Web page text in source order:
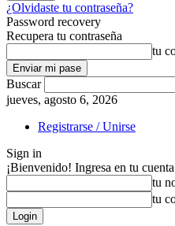
¿Olvidaste tu contraseña?
Password recovery
Recupera tu contraseña
tu
Buscar
jueves, agosto 6, 2026
Registrarse / Unirse
Sign in
¡Bienvenido! Ingresa en tu cuenta
tu
tu